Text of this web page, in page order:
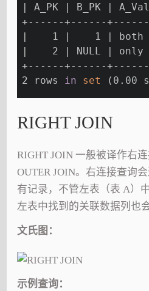
| A_PK | B_PK |
+------+------
|    1 |    1 | both
|    2 | NULL | only
+------+------
2 rows
in set (0.00
RIGHT JOIN
RIGHT JOIN 一般被译作右
OUTER JOIN。右连接查询
有记录，不管左表（表 A）
左表中找到的关联数据列也
文氏图：
示例查询：